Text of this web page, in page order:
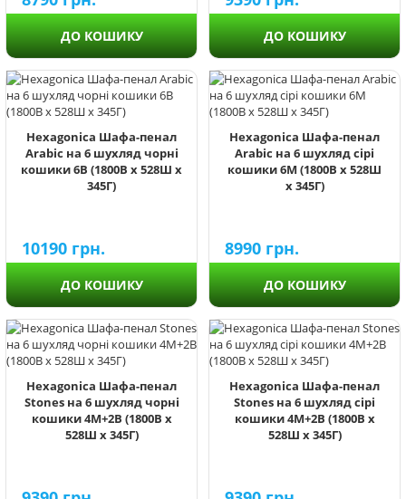
ДО КОШИКУ ДО КОШИКУ
Hexagonica Шафа-пенал
Arabic на 6 шухляд чорні
кошики 6В (1800В х 528Ш х
345Г)
10190 грн.
ДО КОШИКУ
Hexagonica Шафа-пенал
Arabic на 6 шухляд сірі
кошики 6М (1800В х 528Ш
х 345Г)
8990 грн.
ДО КОШИКУ
Hexagonica Шафа-пенал
Stones на 6 шухляд чорні
кошики 4М+2В (1800В х
528Ш х 345Г)
Hexagonica Шафа-пенал
Stones на 6 шухляд сірі
кошики 4М+2В (1800В х
528Ш х 345Г)